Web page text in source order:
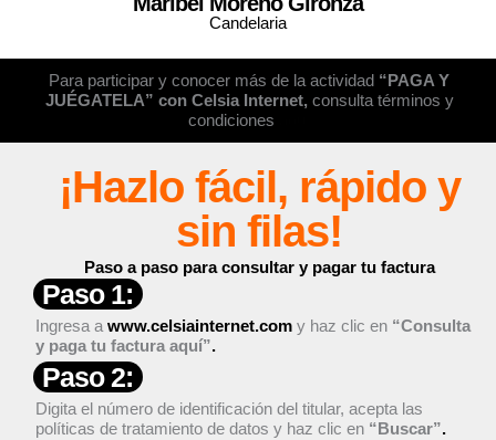
Candelaria
Para participar y conocer más de la actividad “PAGA Y
JUÉGATELA” con Celsia Internet, consulta términos y
condiciones
¡Hazlo fácil, rápido y
sin filas!
Paso a paso para consultar y pagar tu factura
Paso 1:
Ingresa awww.celsiainternet.com y haz clic en “Consulta
y paga tu factura aquí”.
Paso 2:
Digita el número de identificación del titular, acepta las
políticas de tratamiento de datos y haz clic en “Buscar”.